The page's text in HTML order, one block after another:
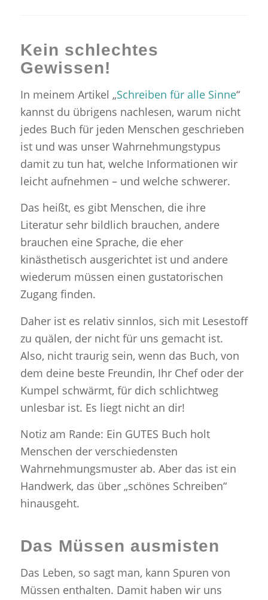
Kein schlechtes
Gewissen!
In meinem Artikel „Schreiben für alle Sinne“
kannst du übrigens nachlesen, warum nicht
jedes Buch für jeden Menschen geschrieben
ist und was unser Wahrnehmungstypus
damit zu tun hat, welche Informationen wir
leicht aufnehmen – und welche schwerer.
Das heißt, es gibt Menschen, die ihre
Literatur sehr bildlich brauchen, andere
brauchen eine Sprache, die eher
kinästhetisch ausgerichtet ist und andere
wiederum müssen einen gustatorischen
Zugang finden.
Daher ist es relativ sinnlos, sich mit Lesestoff
zu quälen, der nicht für uns gemacht ist.
Also, nicht traurig sein, wenn das Buch, von
dem deine beste Freundin, Ihr Chef oder der
Kumpel schwärmt, für dich schlichtweg
unlesbar ist. Es liegt nicht an dir!
Notiz am Rande: Ein GUTES Buch holt
Menschen der verschiedensten
Wahrnehmungsmuster ab. Aber das ist ein
Handwerk, das über „schönes Schreiben“
hinausgeht.
Das Müssen ausmisten
Das Leben, so sagt man, kann Spuren von
Müssen enthalten. Damit haben wir uns